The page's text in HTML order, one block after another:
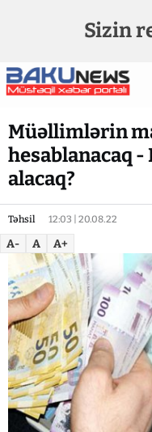
Sizin
Müəllimlərin
hesablanacaq
alacaq?
Təhsil 12:03 | 20.08.22
A- A A+